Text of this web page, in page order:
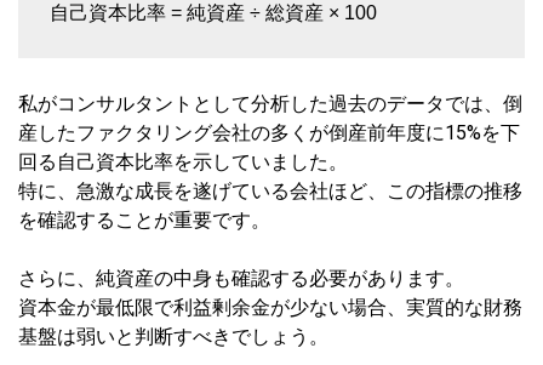
自己資本比率 = 純資産 ÷ 総資産 × 100
私がコンサルタントとして分析した過去のデータでは、倒
産したファクタリング会社の多くが倒産前年度に15%を下
回る自己資本比率を示していました。
特に、急激な成長を遂げている会社ほど、この指標の推移
を確認することが重要です。
さらに、純資産の中身も確認する必要があります。
資本金が最低限で利益剰余金が少ない場合、実質的な財務
基盤は弱いと判断すべきでしょう。